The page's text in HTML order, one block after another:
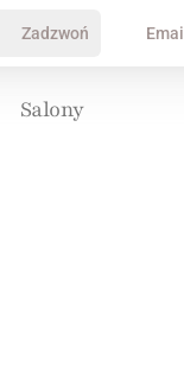
Zadzwoń Email
Salony